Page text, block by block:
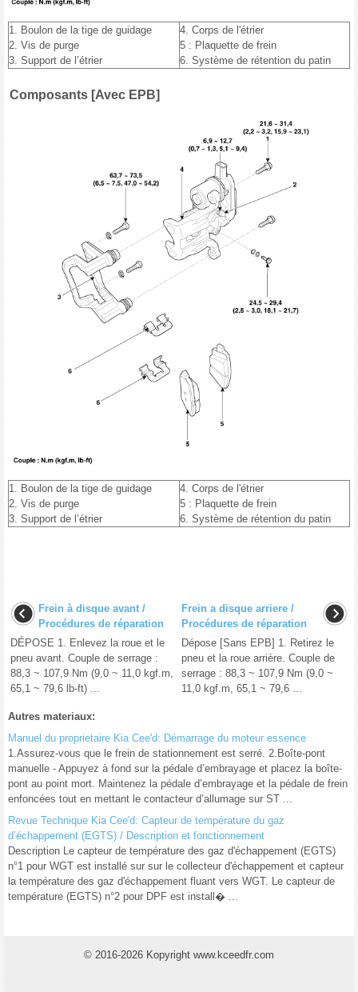
1. Boulon de la tige de guidage
2. Vis de purge
3. Support de l’étrier
4. Corps de l'étrier
5 : Plaquette de frein
6. Système de rétention du patin
Composants [Avec EPB]
1. Boulon de la tige de guidage
2. Vis de purge
3. Support de l’étrier
4. Corps de l'étrier
5 : Plaquette de frein
6. Système de rétention du patin
Frein à disque avant /
Procédures de réparation
DÉPOSE 1. Enlevez la roue et le
pneu avant. Couple de serrage :
88,3 ~ 107,9 Nm (9,0 ~ 11,0 kgf.m,
65,1 ~ 79,6 lb-ft) ...
Frein a disque arriere /
Procédures de réparation
Dépose [Sans EPB] 1. Retirez le
pneu et la roue arrière. Couple de
serrage : 88,3 ~ 107,9 Nm (9,0 ~
11,0 kgf.m, 65,1 ~ 79,6 ...
Autres materiaux:
Manuel du proprietaire Kia Cee'd: Démarrage du moteur essence
1.Assurez-vous que le frein de stationnement est serré. 2.Boîte-pont
manuelle - Appuyez à fond sur la pédale d’embrayage et placez la boîte-
pont au point mort. Maintenez la pédale d’embrayage et la pédale de frein
enfoncées tout en mettant le contacteur d’allumage sur ST ...
Revue Technique Kia Cee'd: Capteur de température du gaz
d’échappement (EGTS) / Description et fonctionnement
Description Le capteur de température des gaz d'échappement (EGTS)
n°1 pour WGT est installé sur sur le collecteur d'échappement et capteur
la température des gaz d'échappement fluant vers WGT. Le capteur de
température (EGTS) n°2 pour DPF est install� ...
© 2016-2026 Kopyright www.kceedfr.com